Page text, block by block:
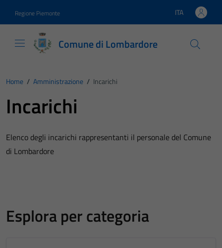
Regione Piemonte Lingua attiva:
ITA
Comune di Lombardore
Home / Amministrazione / Incarichi
Incarichi
Elenco degli incarichi rappresentanti il personale del Comune
di Lombardore
Esplora per categoria